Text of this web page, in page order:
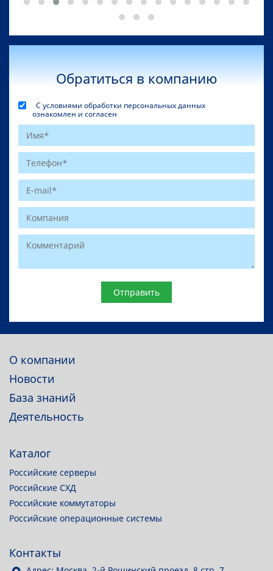
Обратиться в компанию
С условиями обработки персональных данных
ознакомлен и согласен
О компании
Новости
База знаний
Деятельность
Каталог
Российские серверы
Российские СХД
Российские коммутаторы
Российские операционные системы
Контакты